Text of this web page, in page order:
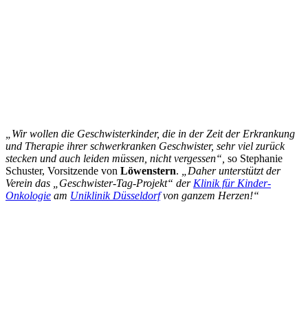
„Wir wollen die Geschwisterkinder, die in der Zeit der Erkrankung
und Therapie ihrer schwerkranken Geschwister, sehr viel zurück
stecken und auch leiden müssen, nicht vergessen“, so Stephanie
Schuster, Vorsitzende von Löwenstern.
„Daher unterstützt der
Verein das „Geschwister-Tag-Projekt“ der Klinik für Kinder-
Onkologie am Uniklinik Düsseldorfvon ganzem Herzen!“